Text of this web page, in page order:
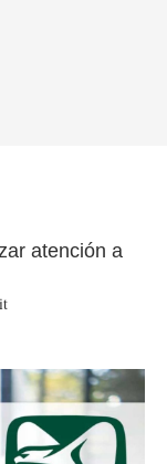
atención a